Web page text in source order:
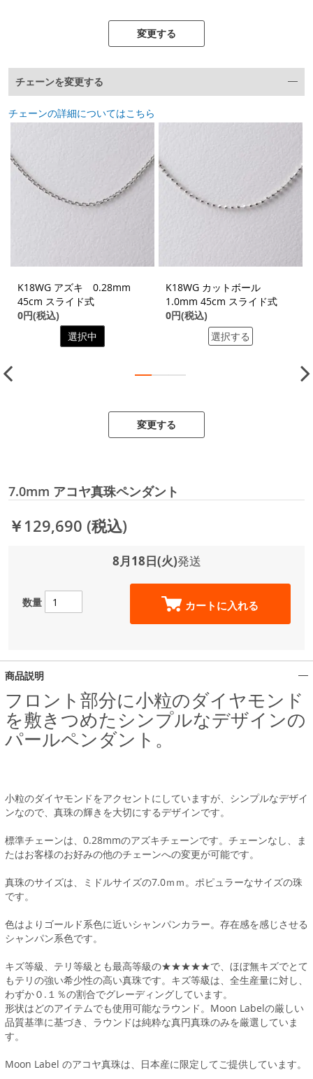
変更する
チェーンを変更する
チェーンの詳細についてはこちら
K18WG アズキ 0.28mm
45cm スライド式
0円(税込)
選択中
K18WG カットボール
1.0mm 45cm スライド式
0円(税込)
選択する
変更する
7.0mm アコヤ真珠ペンダント
￥129,690 (税込)
8月18日(火)発送
数量 カートに入れる
商品説明
フロント部分に小粒のダイヤモンド
を敷きつめたシンプルなデザインの
パールペンダント。
小粒のダイヤモンドをアクセントにしていますが、シンプルなデザイ
ンなので、真珠の輝きを大切にするデザインです。
標準チェーンは、0.28mmのアズキチェーンです。チェーンなし、ま
たはお客様のお好みの他のチェーンへの変更が可能です。
真珠のサイズは、ミドルサイズの7.0ｍｍ。ポピュラーなサイズの珠
です。
色はよりゴールド系色に近いシャンパンカラー。存在感を感じさせる
シャンパン系色です。
キズ等級、テリ等級とも最高等級の★★★★★で、ほぼ無キズでとて
もテリの強い希少性の高い真珠です。キズ等級は、全生産量に対し、
わずか０.１％の割合でグレーディングしています。
形状はどのアイテムでも使用可能なラウンド。Moon Labelの厳しい
品質基準に基づき、ラウンドは純粋な真円真珠のみを厳選していま
す。
Moon Label のアコヤ真珠は、日本産に限定してご提供しています。